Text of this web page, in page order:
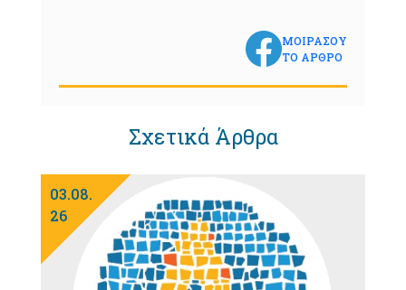
ΜΟΙΡΑΣΟΥ
ΤΟ ΑΡΘΡΟ
Σχετικά Άρθρα
03.08.
26